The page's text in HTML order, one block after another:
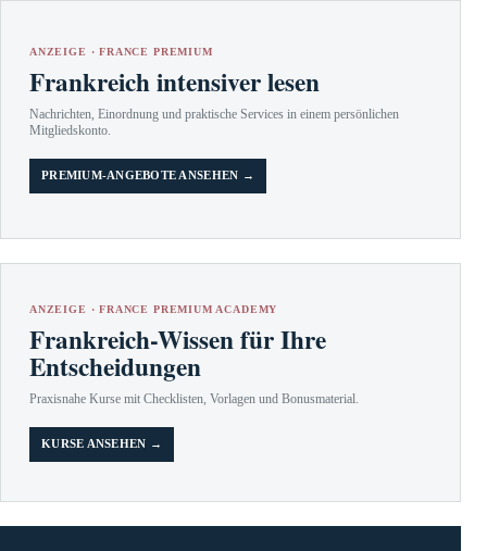
ANZEIGE · FRANCE PREMIUM
Frankreich intensiver lesen
Nachrichten, Einordnung und praktische Services in einem persönlichen
Mitgliedskonto.
PREMIUM-ANGEBOTE ANSEHEN →
ANZEIGE · FRANCE PREMIUM ACADEMY
Frankreich-Wissen für Ihre
Entscheidungen
Praxisnahe Kurse mit Checklisten, Vorlagen und Bonusmaterial.
KURSE ANSEHEN →